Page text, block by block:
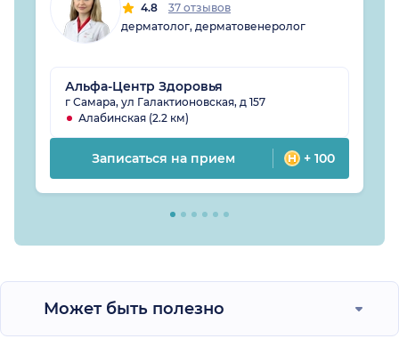
4.8
37 отзывов
дерматолог, дерматовенеролог
Альфа-Центр Здоровья
г Самара, ул Галактионовская, д 157
Алабинская (2.2 км)
Записаться на прием + 100
Может быть полезно